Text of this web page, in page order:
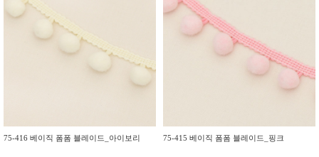
75-416 베이직 폼폼 블레이드_아이보리 75-415 베이직 폼폼 블레이드_핑크